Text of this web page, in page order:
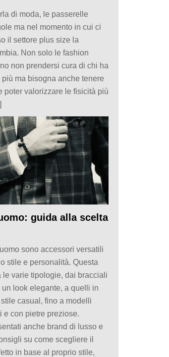
di moda, le passerelle
ma nel momento in cui ci
il settore plus size la
Non solo le fashion
non prendersi cura di chi ha
ma bisogna anche tenere
poter valorizzare le fisicità più
guida alla scelta
uomo sono accessori versatili
stile e personalità. Questa
le varie tipologie, dai bracciali
look elegante, a quelli in
casual, fino a modelli
e con pietre preziose.
anche brand di lusso e
su come scegliere il
in base al proprio stile,